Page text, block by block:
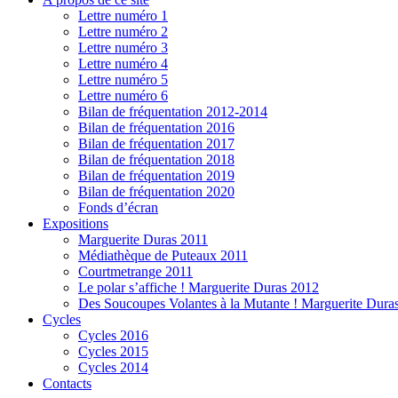
Lettre numéro 1
Lettre numéro 2
Lettre numéro 3
Lettre numéro 4
Lettre numéro 5
Lettre numéro 6
Bilan de fréquentation 2012-2014
Bilan de fréquentation 2016
Bilan de fréquentation 2017
Bilan de fréquentation 2018
Bilan de fréquentation 2019
Bilan de fréquentation 2020
Fonds d’écran
Expositions
Marguerite Duras 2011
Médiathèque de Puteaux 2011
Courtmetrange 2011
Le polar s’affiche ! Marguerite Duras 2012
Des Soucoupes Volantes à la Mutante ! Marguerite
Cycles
Cycles 2016
Cycles 2015
Cycles 2014
Contacts